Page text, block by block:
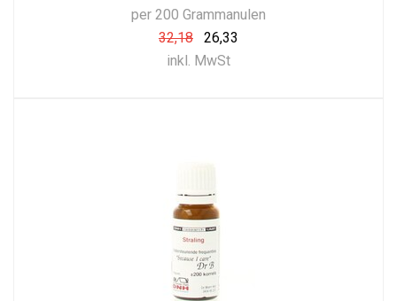
per 200 Grammanulen
32,18
26,33
inkl. MwSt